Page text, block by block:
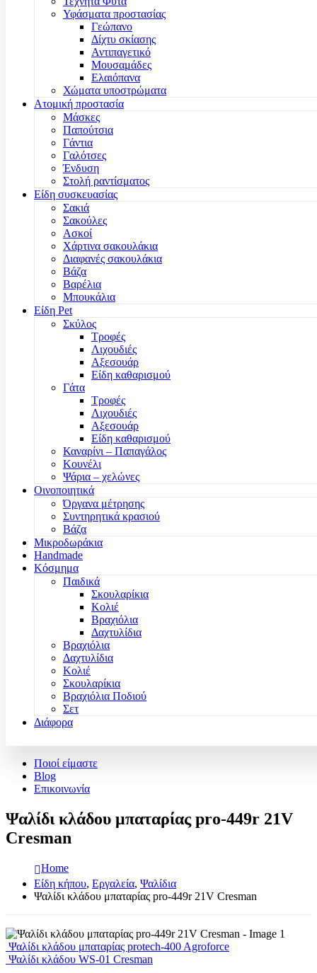
Υφάσματα προστασίας
Γεώπανο
Δίχτυ σκίασης
Αντιπαγετικό
Μουσαμάδες
Ελαιόπανα
Χώματα υποστρώματα
Ατομική προστασία
Μάσκες
Παπούτσια
Γάντια
Γαλότσες
Ένδυση
Στολή ραντίσματος
Είδη συσκευασίας
Σακιά
Σακούλες
Ασκοί
Χάρτινα σακουλάκια
Διαφανές σακουλάκια
Βάζα
Βαρέλια
Μπουκάλια
Είδη Pet
Σκύλος
Τροφές
Λιχουδιές
Αξεσουάρ
Είδη καθαρισμού
Γάτα
Τροφές
Λιχουδιές
Αξεσουάρ
Είδη καθαρισμού
Καναρίνι – Παπαγάλος
Κουνέλι
Ψάρια – χελώνες
Οινοποιητικά
Όργανα μέτρησης
Συντηρητικά κρασιού
Βάζα
Μικροδωράκια
Handmade
Κόσμημα
Παιδικά
Σκουλαρίκια
Κολιέ
Βραχιόλια
Δαχτυλίδια
Βραχιόλια
Δαχτυλίδια
Κολιέ
Σκουλαρίκια
Βραχιόλια Ποδιού
Σετ
Διάφορα
Ποιοί είμαστε
Blog
Επικοινωνία
Ψαλίδι κλάδου μπαταρίας pro-449r 21V
Cresman
Home
Είδη κήπου, Εργαλεία, Ψαλίδια
Ψαλίδι κλάδου μπαταρίας pro-449r 21V Cresman
Ψαλίδι κλάδου μπαταρίας protech-400 Agroforce
Ψαλίδι κλάδου WS-01 Cresman